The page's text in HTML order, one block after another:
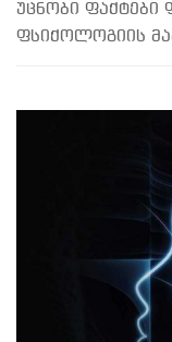
უცნობი ფაქტები
ფსიქოლოგიის